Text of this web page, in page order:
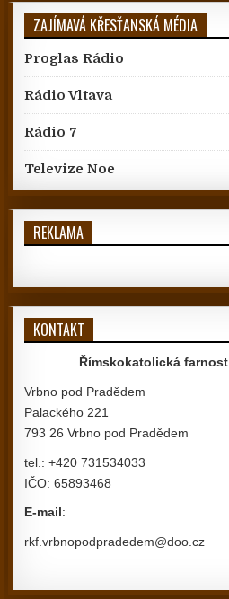
ZAJÍMAVÁ KŘESŤANSKÁ MÉDIA
Proglas Rádio
Rádio Vltava
Rádio 7
Televize Noe
REKLAMA
KONTAKT
Římskokatolická farnost
Vrbno pod Pradědem
Palackého 221
793 26 Vrbno pod Pradědem
tel.: +420 731534033
IČO: 65893468
E-mail:
rkf.vrbnopodpradedem@doo.cz